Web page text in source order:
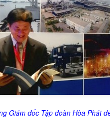
Giám đốc Tập đoàn Hòa Phát